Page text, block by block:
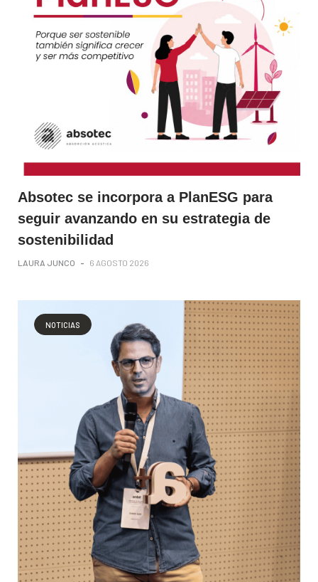
Absotec se incorpora a PlanESG para
seguir avanzando en su estrategia de
sostenibilidad
LAURA JUNCO - 6 AGOSTO 2026
NOTICIAS